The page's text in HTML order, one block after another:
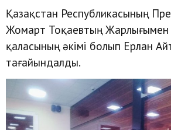
Қазақстан Республикасының
Жомарт Тоқаевтың
қаласының әкімі болып Ерлан
тағайындалды.